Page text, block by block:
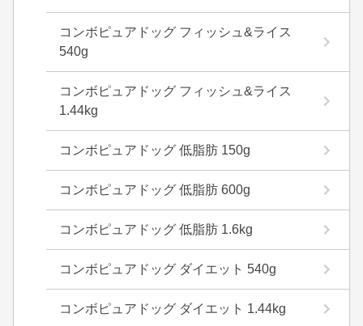
コンボピュアドッグ フィッシュ&ライス
540g
コンボピュアドッグ フィッシュ&ライス
1.44kg
コンボピュアドッグ 低脂肪 150g
コンボピュアドッグ 低脂肪 600g
コンボピュアドッグ 低脂肪 1.6kg
コンボピュアドッグ ダイエット 540g
コンボピュアドッグ ダイエット 1.44kg